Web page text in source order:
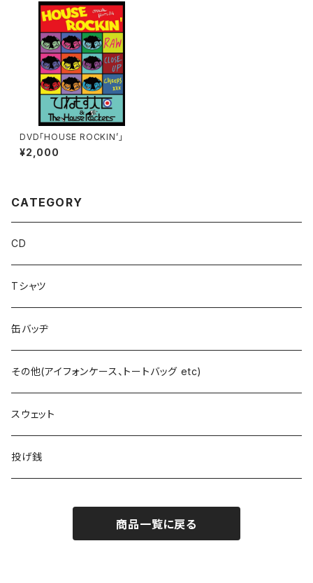
DVD「HOUSE ROCKIN’」
¥2,000
CATEGORY
CD
Tシャツ
缶バッヂ
その他(アイフォンケース、トートバッグ etc)
スウェット
投げ銭
商品一覧に戻る